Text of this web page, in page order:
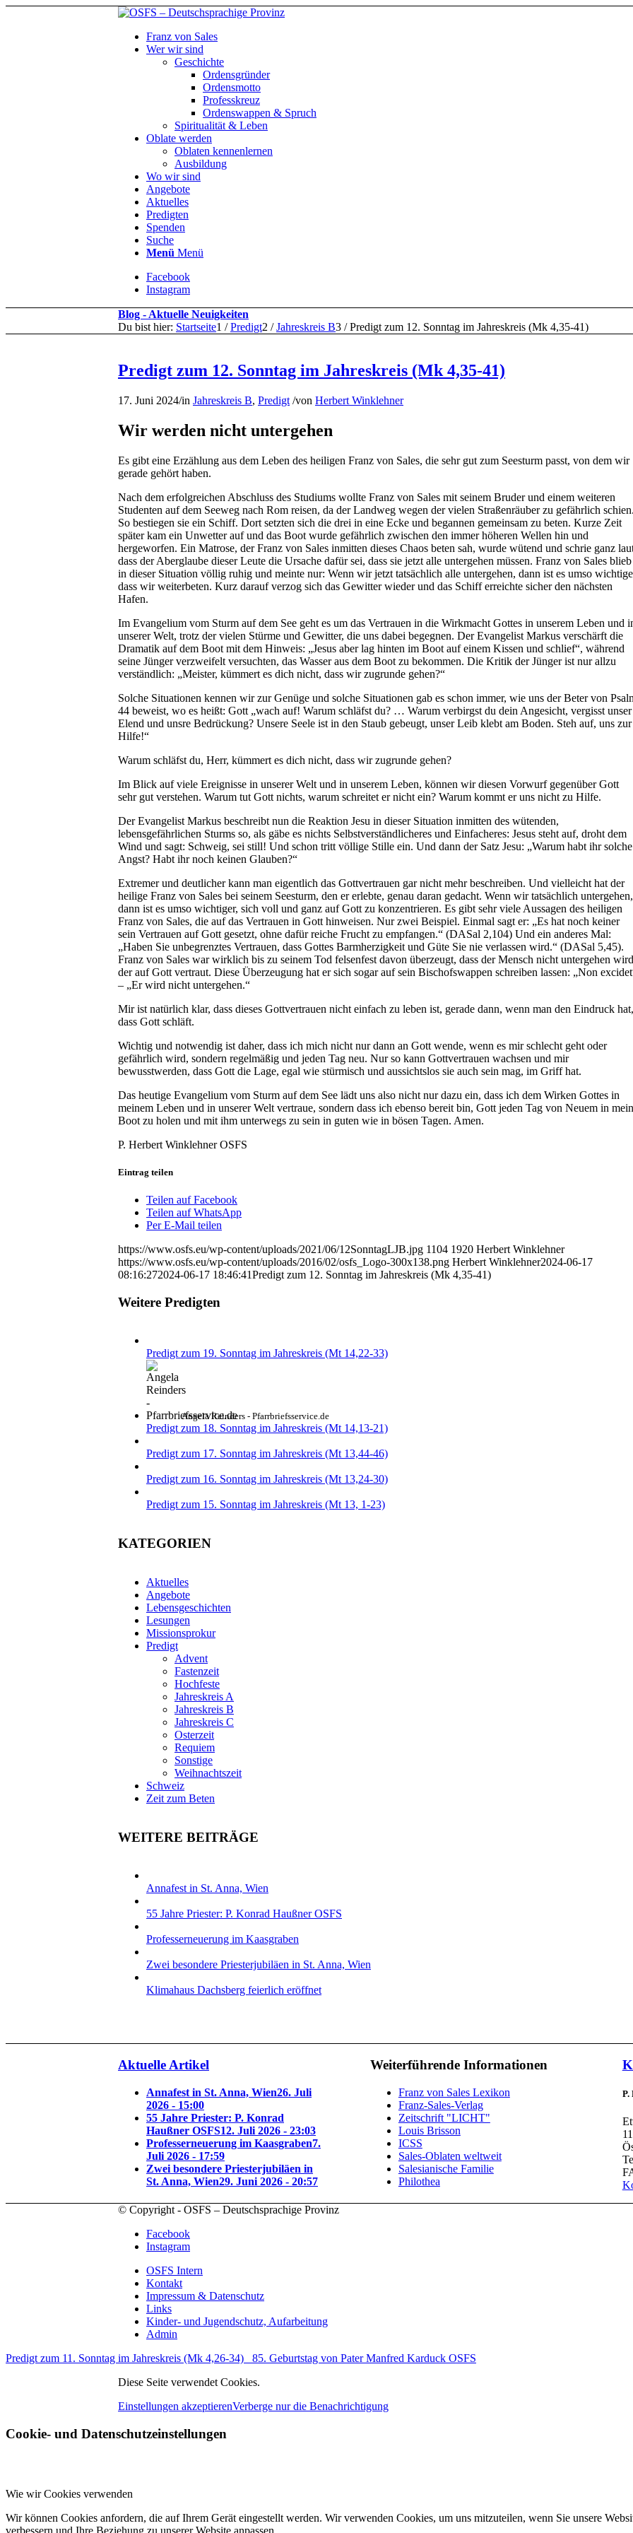
Franz von Sales
Wer wir sind
Geschichte
Ordensgründer
Ordensmotto
Professkreuz
Ordenswappen & Spruch
Spiritualität & Leben
Oblate werden
Oblaten kennenlernen
Ausbildung
Wo wir sind
Angebote
Aktuelles
Predigten
Spenden
Suche
Menü Menü
Facebook
Instagram
Blog - Aktuelle Neuigkeiten
Du bist hier: Startseite1 / Predigt2 / Jahreskreis B3 / Predigt zum 12. Sonntag im Jahreskreis (Mk 4,35-41)
Predigt zum 12. Sonntag im Jahreskreis (Mk 4,35-41)
17. Juni 2024/in Jahreskreis B, Predigt /von Herbert Winklehner
Wir werden nicht untergehen
Es gibt eine Erzählung aus dem Leben des heiligen Franz von Sales, die sehr gut zum Seesturm passt, von dem wir
gerade gehört haben.
Nach dem erfolgreichen Abschluss des Studiums wollte Franz von Sales mit seinem Bruder und einem weiteren
Studenten auf dem Seeweg nach Rom reisen, da der Landweg wegen der vielen Straßenräuber zu gefährlich schien.
So bestiegen sie ein Schiff. Dort setzten sich die drei in eine Ecke und begannen gemeinsam zu beten. Kurze Zeit
später kam ein Unwetter auf und das Boot wurde gefährlich zwischen den immer höheren Wellen hin und
hergeworfen. Ein Matrose, der Franz von Sales inmitten dieses Chaos beten sah, wurde wütend und schrie ganz
dass der Aberglaube dieser Leute die Ursache dafür sei, dass sie jetzt alle untergehen müssen. Franz von Sales blieb
in dieser Situation völlig ruhig und meinte nur: Wenn wir jetzt tatsächlich alle untergehen, dann ist es umso
dass wir weiterbeten. Kurz darauf verzog sich das Gewitter wieder und das Schiff erreichte sicher den nächsten
Hafen.
Im Evangelium vom Sturm auf dem See geht es um das Vertrauen in die Wirkmacht Gottes in unserem Leben und
unserer Welt, trotz der vielen Stürme und Gewitter, die uns dabei begegnen. Der Evangelist Markus verschärft die
Dramatik auf dem Boot mit dem Hinweis: „Jesus aber lag hinten im Boot auf einem Kissen und schlief“, während
seine Jünger verzweifelt versuchten, das Wasser aus dem Boot zu bekommen. Die Kritik der Jünger ist nur allzu
verständlich: „Meister, kümmert es dich nicht, dass wir zugrunde gehen?“
Solche Situationen kennen wir zur Genüge und solche Situationen gab es schon immer, wie uns der Beter von
44 beweist, wo es heißt: Gott „wach auf! Warum schläfst du? … Warum verbirgst du dein Angesicht, vergisst unser
Elend und unsre Bedrückung? Unsere Seele ist in den Staub gebeugt, unser Leib klebt am Boden. Steh auf, uns zur
Hilfe!“
Warum schläfst du, Herr, kümmert es dich nicht, dass wir zugrunde gehen?
Im Blick auf viele Ereignisse in unserer Welt und in unserem Leben, können wir diesen Vorwurf gegenüber Gott
sehr gut verstehen. Warum tut Gott nichts, warum schreitet er nicht ein? Warum kommt er uns nicht zu Hilfe.
Der Evangelist Markus beschreibt nun die Reaktion Jesu in dieser Situation inmitten des wütenden,
lebensgefährlichen Sturms so, als gäbe es nichts Selbstverständlicheres und Einfacheres: Jesus steht auf, droht dem
Wind und sagt: Schweig, sei still! Und schon tritt völlige Stille ein. Und dann der Satz Jesu: „Warum habt ihr solche
Angst? Habt ihr noch keinen Glauben?“
Extremer und deutlicher kann man eigentlich das Gottvertrauen gar nicht mehr beschreiben. Und vielleicht hat der
heilige Franz von Sales bei seinem Seesturm, den er erlebte, genau daran gedacht. Wenn wir tatsächlich untergehen,
dann ist es umso wichtiger, sich voll und ganz auf Gott zu konzentrieren. Es gibt sehr viele Aussagen des heiligen
Franz von Sales, die auf das Vertrauen in Gott hinweisen. Nur zwei Beispiel. Einmal sagt er: „Es hat noch keiner
sein Vertrauen auf Gott gesetzt, ohne dafür reiche Frucht zu empfangen.“ (DASal 2,104) Und ein anderes Mal:
„Haben Sie unbegrenztes Vertrauen, dass Gottes Barmherzigkeit und Güte Sie nie verlassen wird.“ (DASal 5,45).
Franz von Sales war wirklich bis zu seinem Tod felsenfest davon überzeugt, dass der Mensch nicht untergehen
der auf Gott vertraut. Diese Überzeugung hat er sich sogar auf sein Bischofswappen schreiben lassen: „Non
– „Er wird nicht untergehen.“
Mir ist natürlich klar, dass dieses Gottvertrauen nicht einfach zu leben ist, gerade dann, wenn man den Eindruck hat,
dass Gott schläft.
Wichtig und notwendig ist daher, dass ich mich nicht nur dann an Gott wende, wenn es mir schlecht geht oder
gefährlich wird, sondern regelmäßig und jeden Tag neu. Nur so kann Gottvertrauen wachsen und mir
bewusstwerden, dass Gott die Lage, egal wie stürmisch und aussichtslos sie auch sein mag, im Griff hat.
Das heutige Evangelium vom Sturm auf dem See lädt uns also nicht nur dazu ein, dass ich dem Wirken Gottes in
meinem Leben und in unserer Welt vertraue, sondern dass ich ebenso bereit bin, Gott jeden Tag von Neuem in mein
Boot zu holen und mit ihm unterwegs zu sein in guten wie in bösen Tagen. Amen.
P. Herbert Winklehner OSFS
Eintrag teilen
Teilen auf Facebook
Teilen auf WhatsApp
Per E-Mail teilen
https://www.osfs.eu/wp-content/uploads/2021/06/12SonntagLJB.jpg 1104 1920 Herbert Winklehner
https://www.osfs.eu/wp-content/uploads/2016/02/osfs_Logo-300x138.png Herbert Winklehner2024-06-17
08:16:272024-06-17 18:46:41Predigt zum 12. Sonntag im Jahreskreis (Mk 4,35-41)
Weitere Predigten
Predigt zum 19. Sonntag im Jahreskreis (Mt 14,22-33)
Angela Reinders - Pfarrbriefsservice.de
Predigt zum 18. Sonntag im Jahreskreis (Mt 14,13-21)
Predigt zum 17. Sonntag im Jahreskreis (Mt 13,44-46)
Predigt zum 16. Sonntag im Jahreskreis (Mt 13,24-30)
Predigt zum 15. Sonntag im Jahreskreis (Mt 13, 1-23)
KATEGORIEN
Aktuelles
Angebote
Lebensgeschichten
Lesungen
Missionsprokur
Predigt
Advent
Fastenzeit
Hochfeste
Jahreskreis A
Jahreskreis B
Jahreskreis C
Osterzeit
Requiem
Sonstige
Weihnachtszeit
Schweiz
Zeit zum Beten
WEITERE BEITRÄGE
Annafest in St. Anna, Wien
55 Jahre Priester: P. Konrad Haußner OSFS
Professerneuerung im Kaasgraben
Zwei besondere Priesterjubiläen in St. Anna, Wien
Klimahaus Dachsberg feierlich eröffnet
Aktuelle Artikel
Annafest in St. Anna, Wien26. Juli
2026 - 15:00
55 Jahre Priester: P. Konrad
Haußner OSFS12. Juli 2026 - 23:03
Professerneuerung im Kaasgraben7.
Juli 2026 - 17:59
Zwei besondere Priesterjubiläen in
St. Anna, Wien29. Juni 2026 - 20:57
Weiterführende Informationen
Franz von Sales Lexikon
Franz-Sales-Verlag
Zeitschrift "LICHT"
Louis Brisson
ICSS
Sales-Oblaten weltweit
Salesianische Familie
Philothea
P.
© Copyright - OSFS – Deutschsprachige Provinz
Facebook
Instagram
OSFS Intern
Kontakt
Impressum & Datenschutz
Links
Kinder- und Jugendschutz, Aufarbeitung
Admin
Predigt zum 11. Sonntag im Jahreskreis (Mk 4,26-34)
85. Geburtstag von Pater Manfred Karduck OSFS
Diese Seite verwendet Cookies.
Einstellungen akzeptierenVerberge nur die Benachrichtigung
Cookie- und Datenschutzeinstellungen
Wie wir Cookies verwenden
Wir können Cookies anfordern, die auf Ihrem Gerät eingestellt werden. Wir verwenden Cookies, um uns mitzuteilen, wenn Sie unsere
verbessern und Ihre Beziehung zu unserer Website anpassen.